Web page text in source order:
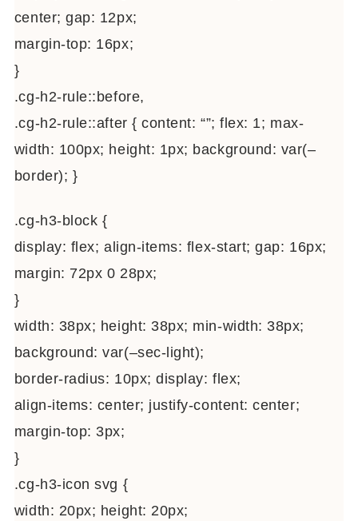
center; gap: 12px;
margin-top: 16px;
}
.cg-h2-rule::before,
.cg-h2-rule::after { content: “”; flex: 1; max-
width: 100px; height: 1px; background: var(–
border); }
.cg-h3-block {
display: flex; align-items: flex-start; gap: 16px;
margin: 72px 0 28px;
}
width: 38px; height: 38px; min-width: 38px;
background: var(–sec-light);
border-radius: 10px; display: flex;
align-items: center; justify-content: center;
margin-top: 3px;
}
.cg-h3-icon svg {
width: 20px; height: 20px;